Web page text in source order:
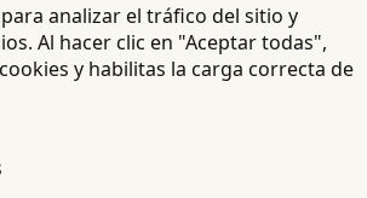
analizar el tráfico del sitio y
Al hacer clic en "Aceptar todas",
y habilitas la carga correcta de